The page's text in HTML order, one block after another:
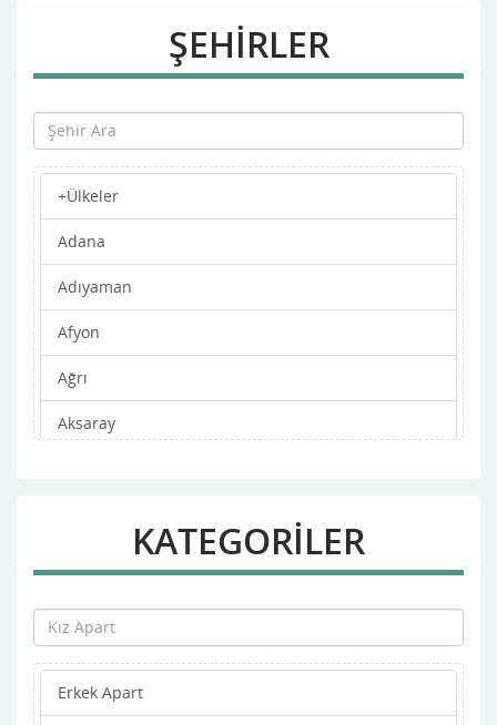
ŞEHİRLER
+Ülkeler
Adana
Adıyaman
Afyon
Ağrı
Aksaray
Ardahan
Artvin
Aydın
KATEGORİLER
Erkek Apart